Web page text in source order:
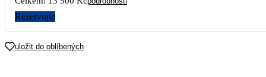
Rezervujte
uložit do oblíbených